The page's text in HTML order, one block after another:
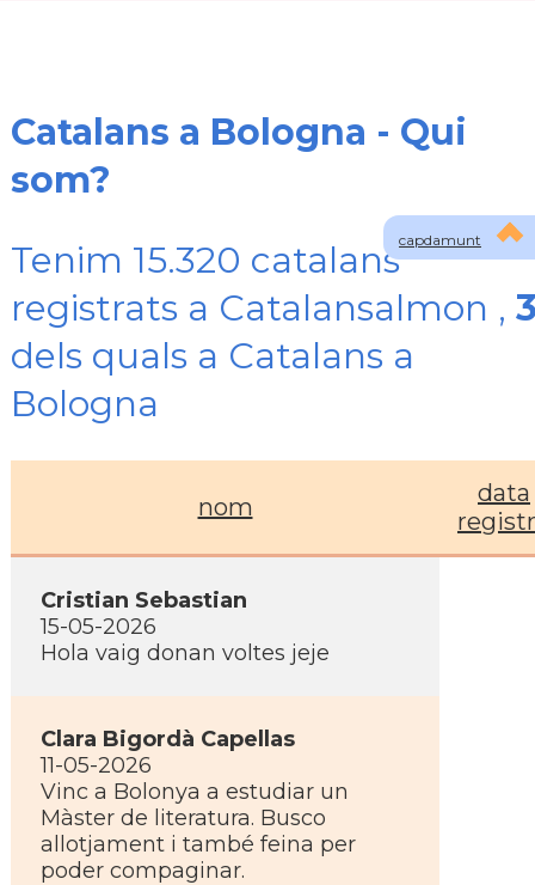
capdamunt
Catalans a Bologna - Qui
som?
Tenim 15.320 catalans
registrats a Catalansalmon ,
dels quals a Catalans a
Bologna
nom
data
Cristian Sebastian
15-05-2026
Hola vaig donan voltes jeje
Clara Bigordà Capellas
11-05-2026
Vinc a Bolonya a estudiar un
Màster de literatura. Busco
allotjament i també feina per
poder compaginar.